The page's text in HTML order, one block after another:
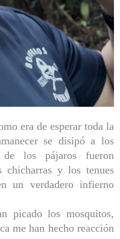
era de esperar toda la
se disipó a los
los pájaros fueron
chicharras y los tenues
un verdadero infierno
picado los mosquitos,
me han hecho reacción